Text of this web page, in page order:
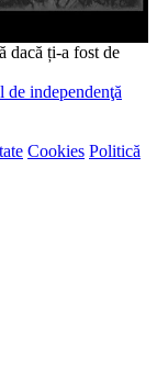
dacă ți-a fost de
de independenţă
Cookies Politică